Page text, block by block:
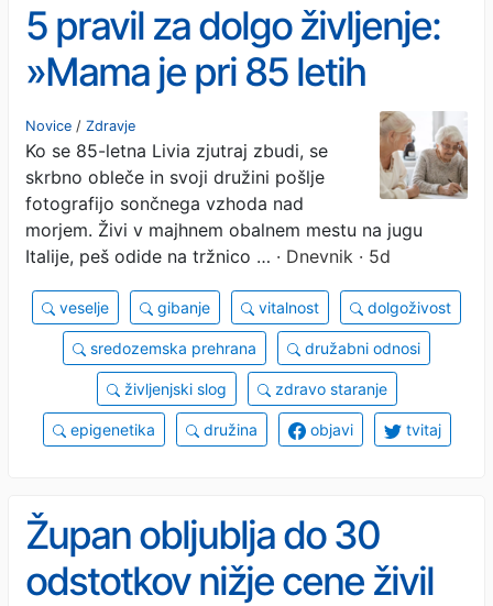
5 pravil za dolgo življenje:
»Mama je pri 85 letih
najbolj zdrava oseba, kar
jih poznam«
Novice / Zdravje
Ko se 85-letna Livia zjutraj zbudi, se
skrbno obleče in svoji družini pošlje
fotografijo sončnega vzhoda nad
morjem. Živi v majhnem obalnem mestu na jugu
Italije, peš odide na tržnico … · Dnevnik · 5d
veselje gibanje vitalnost dolgoživost
sredozemska prehrana družabni odnosi
življenjski slog zdravo staranje
epigenetika družina objavi tvitaj
Župan obljublja do 30
odstotkov nižje cene živil